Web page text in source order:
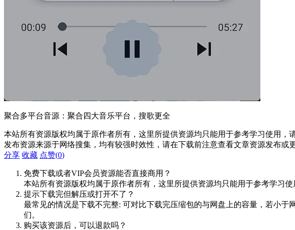
聚合多平台音源：聚合四大音乐平台，搜歌更全
本站所有资源版权均属于原作者所有，这里所提供资源均只能用于参考学习使用
发布资源来源于网络搜集，均有较强时效性，请在下载前注意查看文章资源发布
分享 收藏 点赞(0)
免费下载或者VIP会员资源能否直接商用？
本站所有资源版权均属于原作者所有，这里所提供资源均只能用于参考学习
提示下载完但解压或打开不了？
最常见的情况是下载不完整: 可对比下载完压缩包的与网盘上的容量，若小
们。
购买该资源后，可以退款吗？